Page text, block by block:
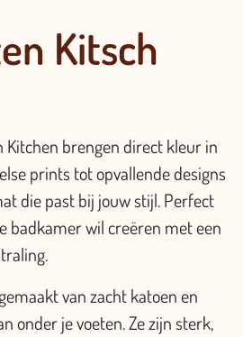
Kitsch
Kitchen brengen direct kleur in
prints tot opvallende designs
die past bij jouw stijl. Perfect
badkamer wil creëren met een
van zacht katoen en
onder je voeten. Ze zijn sterk,